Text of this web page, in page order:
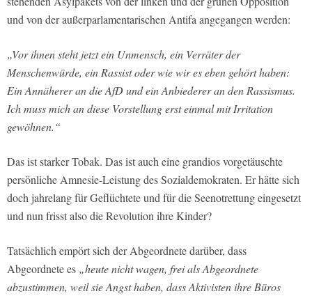
und von der außerparlamentarischen Antifa angegangen werden:
„Vor ihnen steht jetzt ein Unmensch, ein Verräter der
Menschenwürde, ein Rassist oder wie wir es eben gehört haben:
Ein Annäherer an die AfD und ein Anbiederer an den Rassismus.
Ich muss mich an diese Vorstellung erst einmal mit Irritation
gewöhnen.“
Das ist starker Tobak. Das ist auch eine grandios vorgetäuschte
persönliche Amnesie-Leistung des Sozialdemokraten. Er hätte sich
doch jahrelang für Geflüchtete und für die Seenotrettung eingesetzt
und nun frisst also die Revolution ihre Kinder?
Tatsächlich empört sich der Abgeordnete darüber, dass
Abgeordnete es „heute nicht wagen, frei als Abgeordnete
abzustimmen, weil sie Angst haben, dass Aktivisten ihre Büros